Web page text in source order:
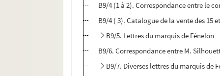
B9/4 (1 à 2). Correspondance entre le
B9/4 ( 3). Catalogue de la vente des 15
B9/5. Lettres du marquis de Fénelon
B9/6. Correspondance entre M.
B9/7. Diverses lettres du marquis de